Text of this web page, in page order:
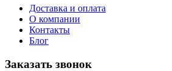
Доставка и оплата
О компании
Контакты
Блог
Заказать звонок